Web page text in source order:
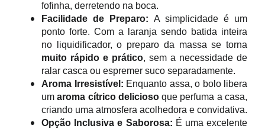
fofinha, derretendo na boca.
Facilidade de Preparo: A simplicidade é um
ponto forte. Com a laranja sendo batida inteira
no liquidificador, o preparo da massa se torna
muito rápido e prático, sem a necessidade de
ralar casca ou espremer suco separadamente.
Aroma Irresistível: Enquanto assa, o bolo libera
umaroma cítrico deliciosoque perfuma a casa,
criando uma atmosfera acolhedora e convidativa.
Opção Inclusiva e Saborosa: É uma excelente